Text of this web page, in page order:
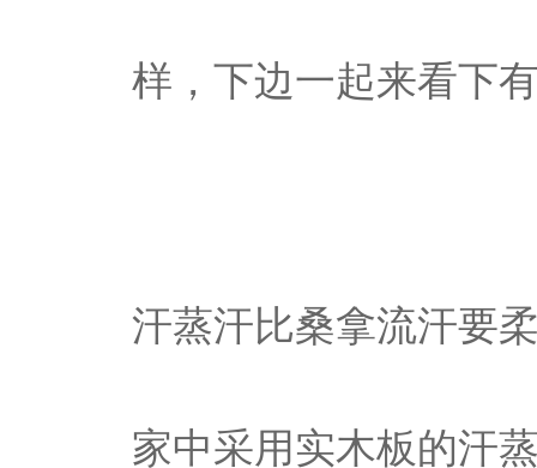
样，下边一起来看下
汗蒸汗比桑拿流汗要
家中采用实木板的汗